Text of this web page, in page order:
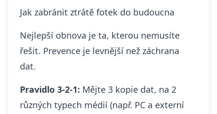
Jak zabránit ztrátě fotek do budoucna
Nejlepší obnova je ta, kterou nemusíte
řešit. Prevence je levnější než záchrana
dat.
Pravidlo 3-2-1: Mějte 3 kopie dat, na 2
různých typech médií (např. PC a externí